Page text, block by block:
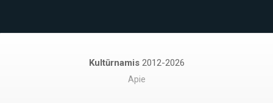
Kultūrnamis 2012-2026
Apie